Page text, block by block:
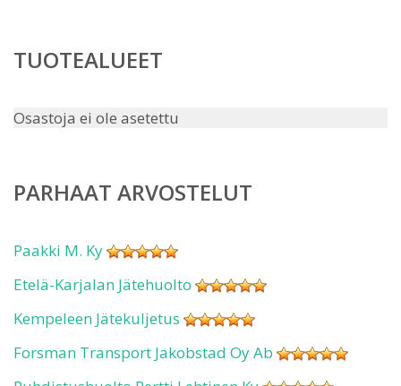
TUOTEALUEET
Osastoja ei ole asetettu
PARHAAT ARVOSTELUT
Paakki M. Ky
Etelä-Karjalan Jätehuolto
Kempeleen Jätekuljetus
Forsman Transport Jakobstad Oy Ab